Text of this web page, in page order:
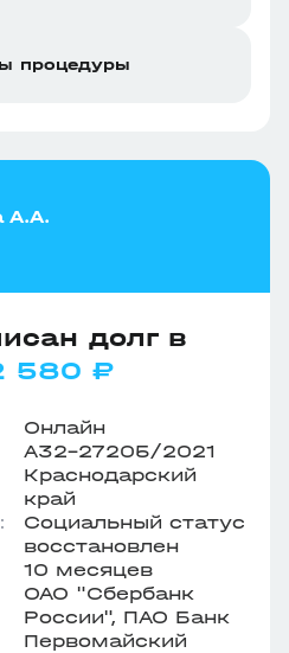
процедуры
А.А.
долг в
580 ₽
Онлайн
А32-27205/2021
Краснодарский
край
Социальный статус
восстановлен
10 месяцев
ОАО "Сбербанк
России", ПАО Банк
Первомайский